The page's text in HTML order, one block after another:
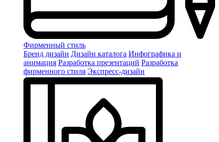
Фирменный стиль
Бренд дизайн Дизайн каталога Инфографика и
анимация Разработка презентаций Разработка
фирменного стиля Экспресс-дизайн